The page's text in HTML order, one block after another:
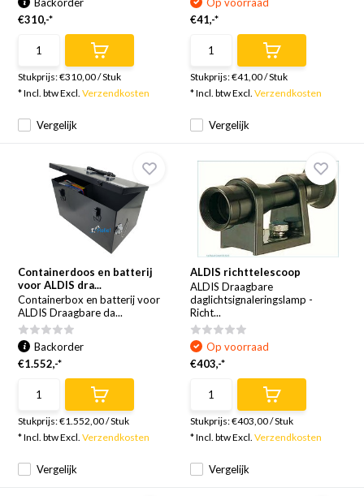
Vergelijk
€310,-*
Stukprijs:€310,00/Stuk
* Incl. btw Excl.Verzendkosten
Vergelijk
€41,-*
Stukprijs:€41,00/Stuk
* Incl. btw Excl. Verzendkosten
Containerdoos en batterij
voor ALDIS dra...
Containerbox en batterij voor
ALDIS Draagbare da...
Vergelijk
Backorder
€1.552,-*
Stukprijs:€1.552,00/Stuk
* Incl. btw Excl.Verzendkosten
ALDIS richttelescoop
ALDIS Draagbare
daglichtsignaleringslamp -
Richt...
Vergelijk
Op voorraad
€403,-*
Stukprijs:€403,00/Stuk
* Incl. btw Excl. Verzendkosten